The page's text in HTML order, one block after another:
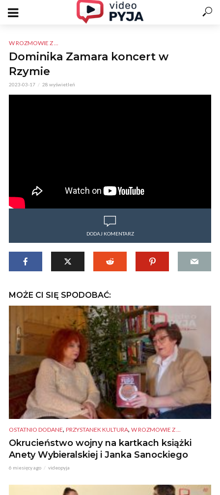
W ROZMOWIE Z ...
Dominika Zamara koncert w
Rzymie
2023-03-17 28 wyświetleń
DODAJ KOMENTARZ
MOŻE CI SIĘ SPODOBAĆ:
OSTATNIO DODANE, PRZYSTANEK KULTURA, W ROZMOWIE Z ...
Okrucieństwo wojny na kartkach książki
Anety Wybieralskiej i Janka Sanockiego
6 miesięcy ago videopyja